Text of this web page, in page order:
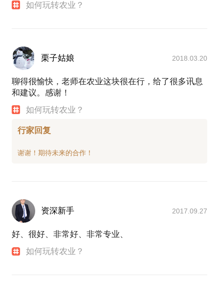
如何玩转农业？
栗子姑娘 2018.03.20
聊得很愉快，老师在农业这块很在行，给了很多讯息
和建议。感谢！
如何玩转农业？
行家回复
资深新手 2017.09.27
好、很好、非常好、非常专业、
如何玩转农业？